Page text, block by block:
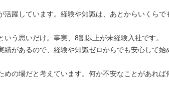
活躍しています。経験や知識は、あとからいくらで
う思いだけ。事実、8割以上が未経験入社です。
績があるので、経験や知識ゼロからでも安心して始
めの場だと考えています。何か不安なことがあれば